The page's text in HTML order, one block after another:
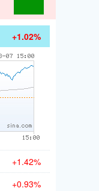
+1.02%
+1.42%
+0.93%